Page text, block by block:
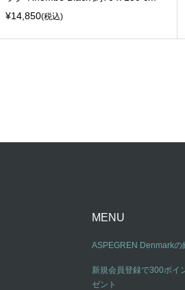
¥14,850(税込)
MENU
ASPEGREN Denmarkの
新規会員登録で300ポイ
ゼント